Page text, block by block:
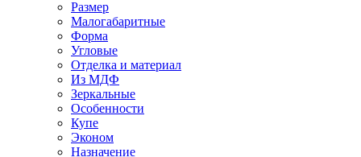
Размер
Малогабаритные
Форма
Угловые
Отделка и материал
Из МДФ
Зеркальные
Особенности
Купе
Эконом
Назначение